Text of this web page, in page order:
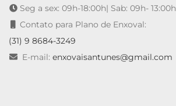
Seg a sex: 09h-18:00h| Sab: 09h- 13:00h
Contato para Plano de Enxoval:
(31) 9 8684-3249
E-mail: enxovaisantunes@gmail.com